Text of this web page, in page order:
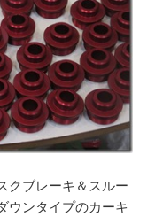
クブレーキ＆スルー
ウンタイプのカーキ